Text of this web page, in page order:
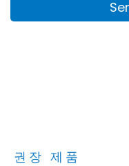
권장 제품